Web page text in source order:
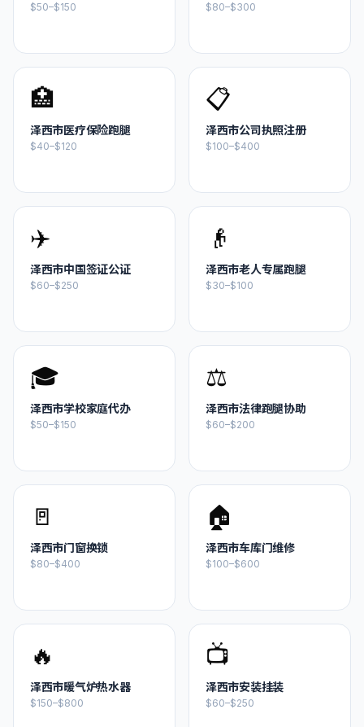
$50–$150 $80–$300
🏥
泽西市医疗保险跑腿
$40–$120
📋
泽西市公司执照注册
$100–$400
✈️
泽西市中国签证公证
$60–$250
👴
泽西市老人专属跑腿
$30–$100
🎓
泽西市学校家庭代办
$50–$150
⚖️
泽西市法律跑腿协助
$60–$200
🚪
泽西市门窗换锁
$80–$400
🏠
泽西市车库门维修
$100–$600
🔥
泽西市暖气炉热水器
$150–$800
📺
泽西市安装挂装
$60–$250